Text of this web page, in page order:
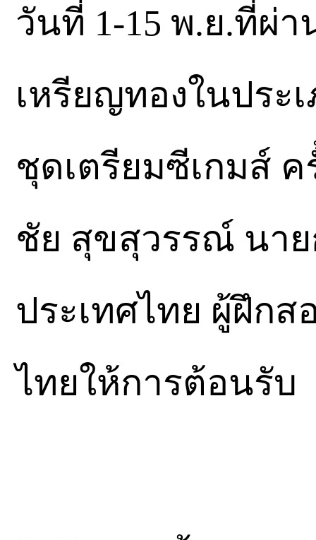
วันที่ 1-15 พ.ย.ที่ผ่
เหรียญทองในประ
ชุดเตรียมซีเกมส์
ชัย สุขสุวรรณ์ นา
ประเทศไทย ผู้ฝึก
ไทยให้การต้อนรับ